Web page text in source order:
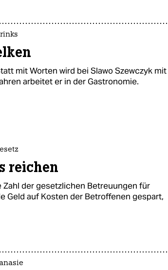
mit Worten wird bei Slawo Szewczyk mit
arbeitet er in der Gastronomie.
reichen
Zahl der gesetzlichen Betreuungen für
Geld auf Kosten der Betroffenen gespart,